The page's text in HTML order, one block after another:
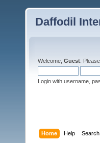
Daffodil
Welcome, Guest . Please
Login with username,
Home Help Search